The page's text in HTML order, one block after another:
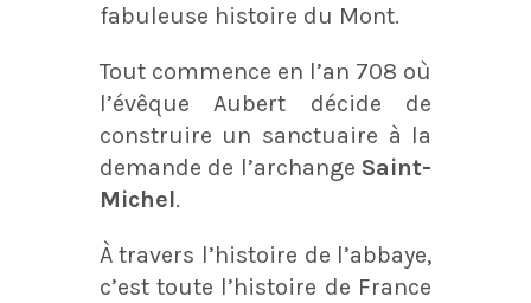
fabuleuse histoire du Mont.
Tout commence en l’an 708 où
l’évêque Aubert décide de
construire un sanctuaire à la
demande de l’archange Saint-
Michel.
À travers l’histoire de l’abbaye,
c’est toute l’histoire de France